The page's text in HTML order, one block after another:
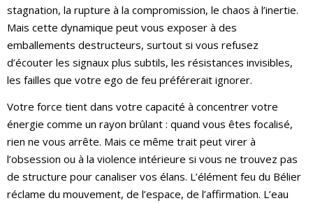
stagnation, la rupture à la compromission, le chaos à l’inertie.
Mais cette dynamique peut vous exposer à des
emballements destructeurs, surtout si vous refusez
d’écouter les signaux plus subtils, les résistances invisibles,
les failles que votre ego de feu préférerait ignorer.
Votre force tient dans votre capacité à concentrer votre
énergie comme un rayon brûlant : quand vous êtes focalisé,
rien ne vous arrête. Mais ce même trait peut virer à
l’obsession ou à la violence intérieure si vous ne trouvez pas
de structure pour canaliser vos élans. L’élément feu du Bélier
réclame du mouvement, de l’espace, de l’affirmation. L’eau